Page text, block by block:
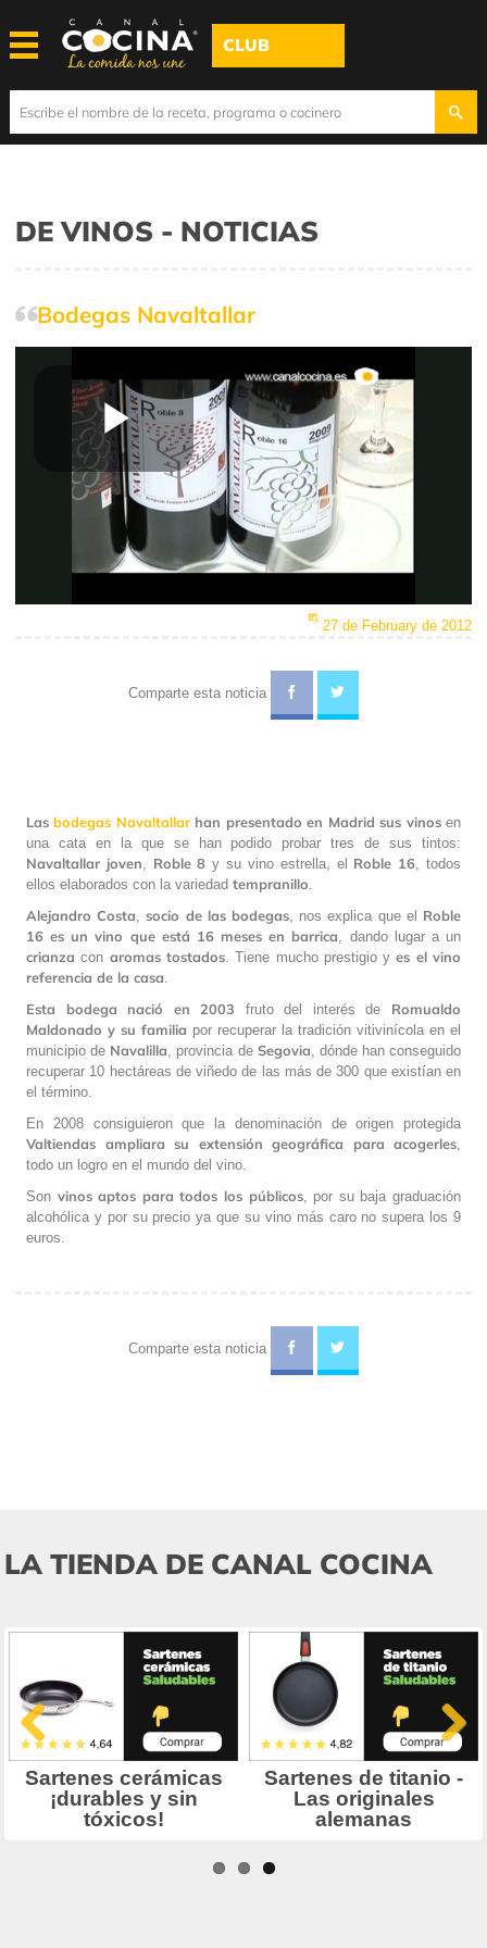
CLUB
DE VINOS - NOTICIAS
Bodegas Navaltallar
Play
Video
27 de February de 2012
Comparte esta noticia
Lasbodegas Navaltallarhan presentado en Madrid sus vinosen
una cata en la que se han podido probar tres de sus tintos:
Navaltallar joven Roble 8 y su vino estrella, el Roble 16 , todos
ellos elaborados con la variedad tempranillo
Alejandro Costa socio de las bodegas , nos explica que el Roble
16 es un vino que está 16 meses en barrica , dando lugar a un
crianzacon aromas tostados. Tiene mucho prestigio yes el vino
referencia de la casa
Esta bodega nació en 2003 fruto del interés de Romualdo
Maldonado y su familia por recuperar la tradición vitivinícola en el
municipio de Navalilla , provincia de Segovia , dónde han conseguido
recuperar 10 hectáreas de viñedo de las más de 300 que existían en
el término.
En 2008 consiguieron que la denominación de origen protegida
Valtiendas ampliara su extensión geográfica para acogerles
todo un logro en el mundo del vino.
Son vinos aptos para todos los públicos, por su baja graduación
alcohólica y por su precio ya que su vino más caro no supera los 9
euros.
Comparte esta noticia
LA TIENDA DE CANAL COCINA